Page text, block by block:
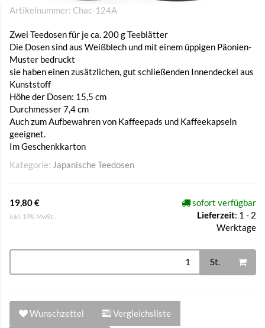
Artikelnummer: Chac-124A
Zwei Teedosen für je ca. 200 g Teeblätter
Die Dosen sind aus Weißblech und mit einem üppigen Päonien-
Muster bedruckt
sie haben einen zusätzlichen, gut schließenden Innendeckel aus
Kunststoff
Höhe der Dosen: 15,5 cm
Durchmesser 7,4 cm
Auch zum Aufbewahren von Kaffeepads und Kaffeekapseln
geeignet.
Im Geschenkkarton
Kategorie: Japanische Teedosen
19,80 €
inkl. 19% MwSt. ,
sofort verfügbar
Lieferzeit: 1 - 2
Werktage
St.
Wunschzettel Vergleichsliste